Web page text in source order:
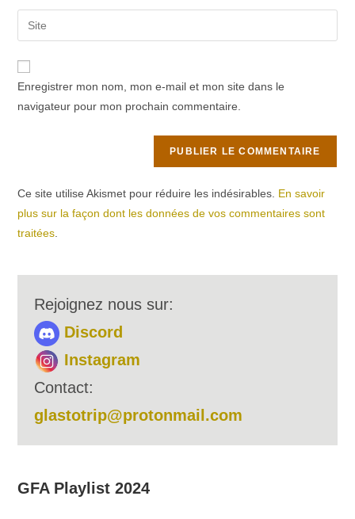
comment
email
address
comment
l’URL
de
Enregistrer mon nom, mon e-mail et mon site dans le
navigateur pour mon prochain commentaire.
Ce site utilise Akismet pour réduire les indésirables. En savoir
plus sur la façon dont les données de vos commentaires sont
traitées
Rejoignez nous sur:
Discord
Instagram
Contact:
glastotrip@protonmail.com
GFA Playlist 2024